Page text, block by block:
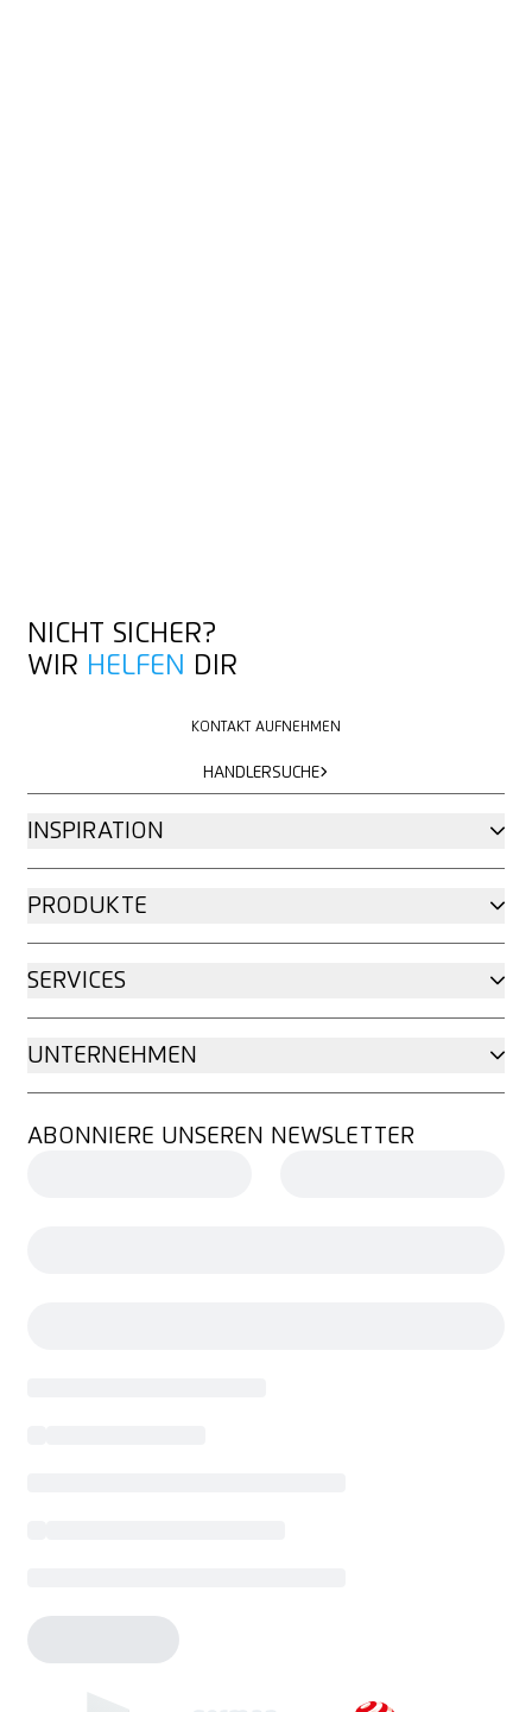
NICHT SICHER?
WIR HELFEN DIR
KONTAKT AUFNEHMEN
HÄNDLERSUCHE
INSPIRATION
PRODUKTE
SERVICES
UNTERNEHMEN
ABONNIERE UNSEREN NEWSLETTER